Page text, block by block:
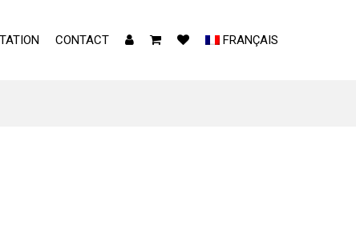
CONTACT FRANÇAIS